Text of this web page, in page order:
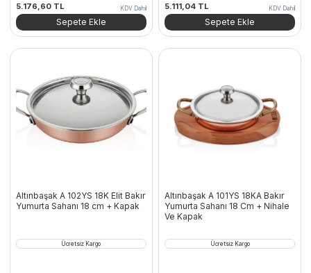
5.176,60 TL KDV Dahil
Sepete Ekle
5.111,04 TL KDV Dahil
Sepete Ekle
Altınbaşak A 102YS 18K Elit Bakır
Yumurta Sahanı 18 cm + Kapak
Ücretsiz Kargo
Altınbaşak A 101YS 18KA Bakır
Yumurta Sahanı 18 Cm + Nihale
Ve Kapak
Ücretsiz Kargo